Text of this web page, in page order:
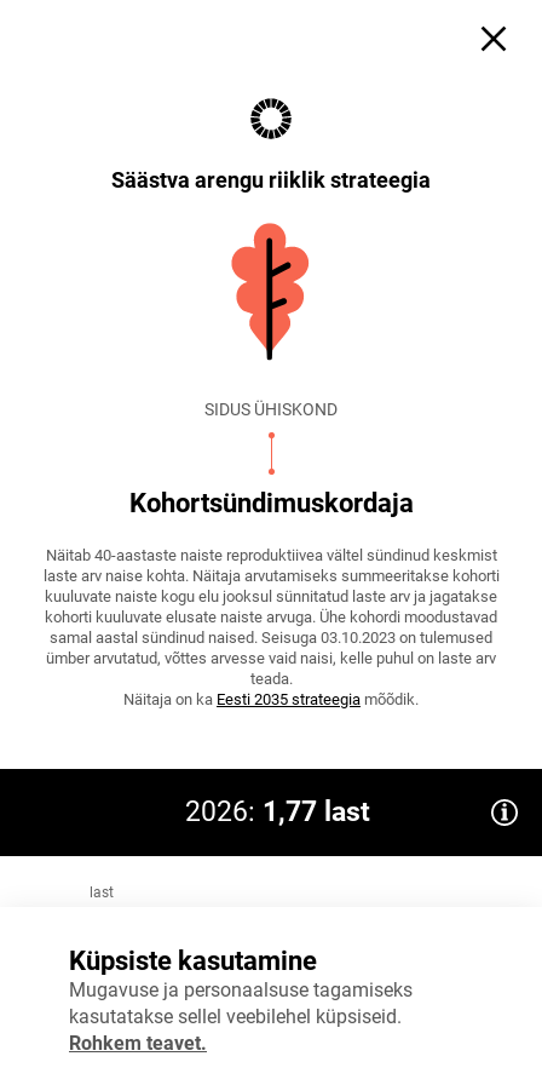
Säästva arengu riiklik strateegia
SIDUS ÜHISKOND
Kohortsündimuskordaja
Näitab 40-aastaste naiste reproduktiivea vältel sündinud keskmist
laste arv naise kohta. Näitaja arvutamiseks summeeritakse kohorti
kuuluvate naiste kogu elu jooksul sünnitatud laste arv ja jagatakse
kohorti kuuluvate elusate naiste arvuga. Ühe kohordi moodustavad
samal aastal sündinud naised. Seisuga 03.10.2023 on tulemused
ümber arvutatud, võttes arvesse vaid naisi, kelle puhul on laste arv
teada.
Näitaja on ka Eesti 2035 strateegia mõõdik.
2026: 1,77 last
last
1
1,5
Küpsiste kasutamine
Mugavuse ja personaalsuse tagamiseks
kasutatakse sellel veebilehel küpsiseid.
Rohkem teavet.